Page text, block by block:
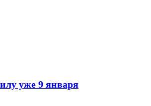
уже 9 января